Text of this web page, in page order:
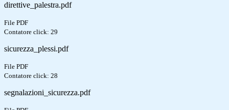
direttive_palestra.pdf
File PDF
Contatore click: 29
sicurezza_plessi.pdf
File PDF
Contatore click: 28
segnalazioni_sicurezza.pdf